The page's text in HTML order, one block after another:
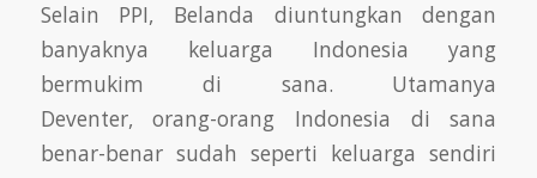
Selain PPI, Belanda diuntungkan dengan
banyaknya keluarga Indonesia yang
bermukim di sana. Utamanya
Deventer,orang-orang Indonesia di sana
benar-benar sudah seperti keluarga sendiri